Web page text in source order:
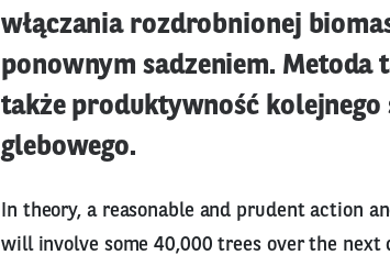
włączania rozdrobnionej
ponownym sadzeniem.
także produktywność kolejnego
glebowego.
In theory, a reasonable and prudent action
will involve some 40,000 trees over the